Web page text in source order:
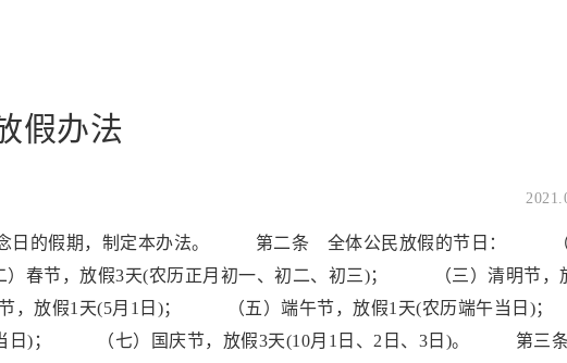
假办法
日的假期，制定本办法。 第二条 全体公民放假的节日： （
春节，放假3天(农历正月初一、初二、初三)； （三）清明节，
，放假1天(5月1日)； （五）端午节，放假1天(农历端午当日
当日)； （七）国庆节，放假3天(10月1日、2日、3日)。 第三